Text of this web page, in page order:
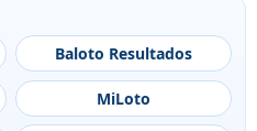
Gana
Cr 50 41 5 19
Gana
Calle 56 #
Baloto Resultados
MiLoto